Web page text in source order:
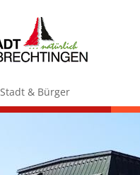
Stadt & Bürger